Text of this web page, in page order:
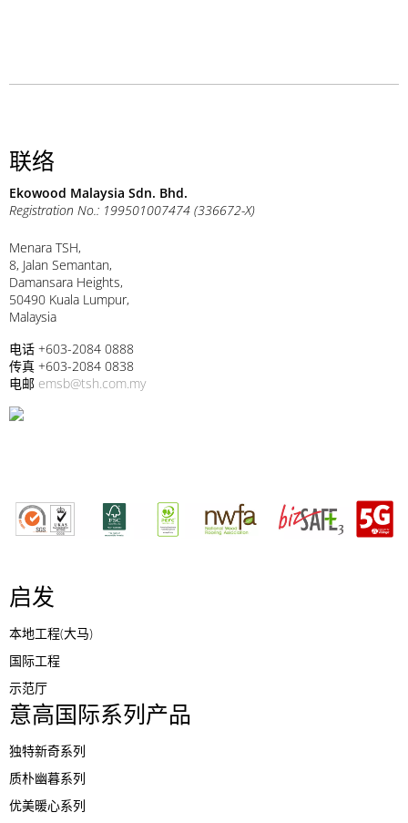
联络
Ekowood Malaysia Sdn. Bhd.
Registration No.: 199501007474 (336672-X)
Menara TSH,
8, Jalan Semantan,
Damansara Heights,
50490 Kuala Lumpur,
Malaysia
电话 +603-2084 0888
传真 +603-2084 0838
电邮 emsb@tsh.com.my
启发
本地工程(大马)
国际工程
示范厅
意高国际系列产品
独特新奇系列
质朴幽暮系列
优美暖心系列